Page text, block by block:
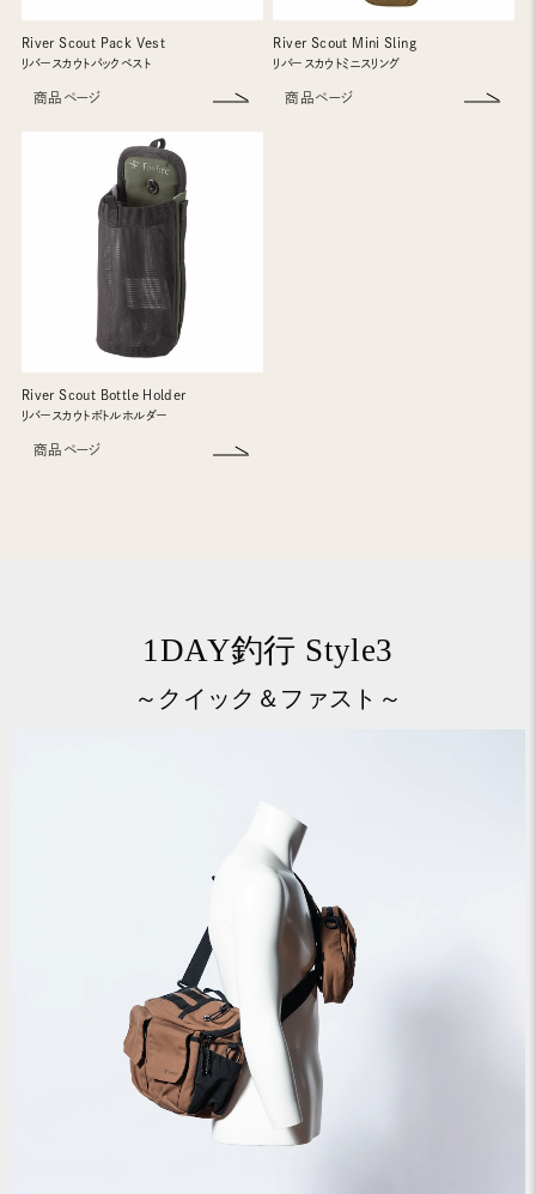
River Scout Pack Vest
リバースカウトパックベスト
商品ページ
River Scout Mini Sling
リバースカウトミニスリング
商品ページ
River Scout Bottle Holder
リバースカウトボトルホルダー
商品ページ
1DAY釣行 Style3
～クイック＆ファスト～